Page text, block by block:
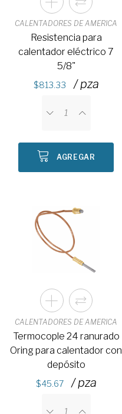
CALENTADORES DE AMERICA
Resistencia para
calentador eléctrico 7
5/8"
813.33 / pza
AGREGAR
CALENTADORES DE AMERICA
Termocople 24 ranurado
Oring para calentador con
depósito
45.67 / pza